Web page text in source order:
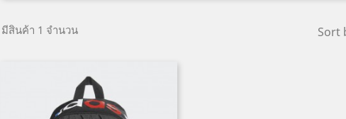
มีสินค้า 1 จำนวน Sort